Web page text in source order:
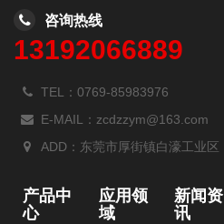
咨询热线
13192066889
TEL：0769-85983976
E-MAIL：zcdzzym@163.com
ADD：东莞市厚街镇白濠工业区
产品中
心
应用领
域
新闻资
讯